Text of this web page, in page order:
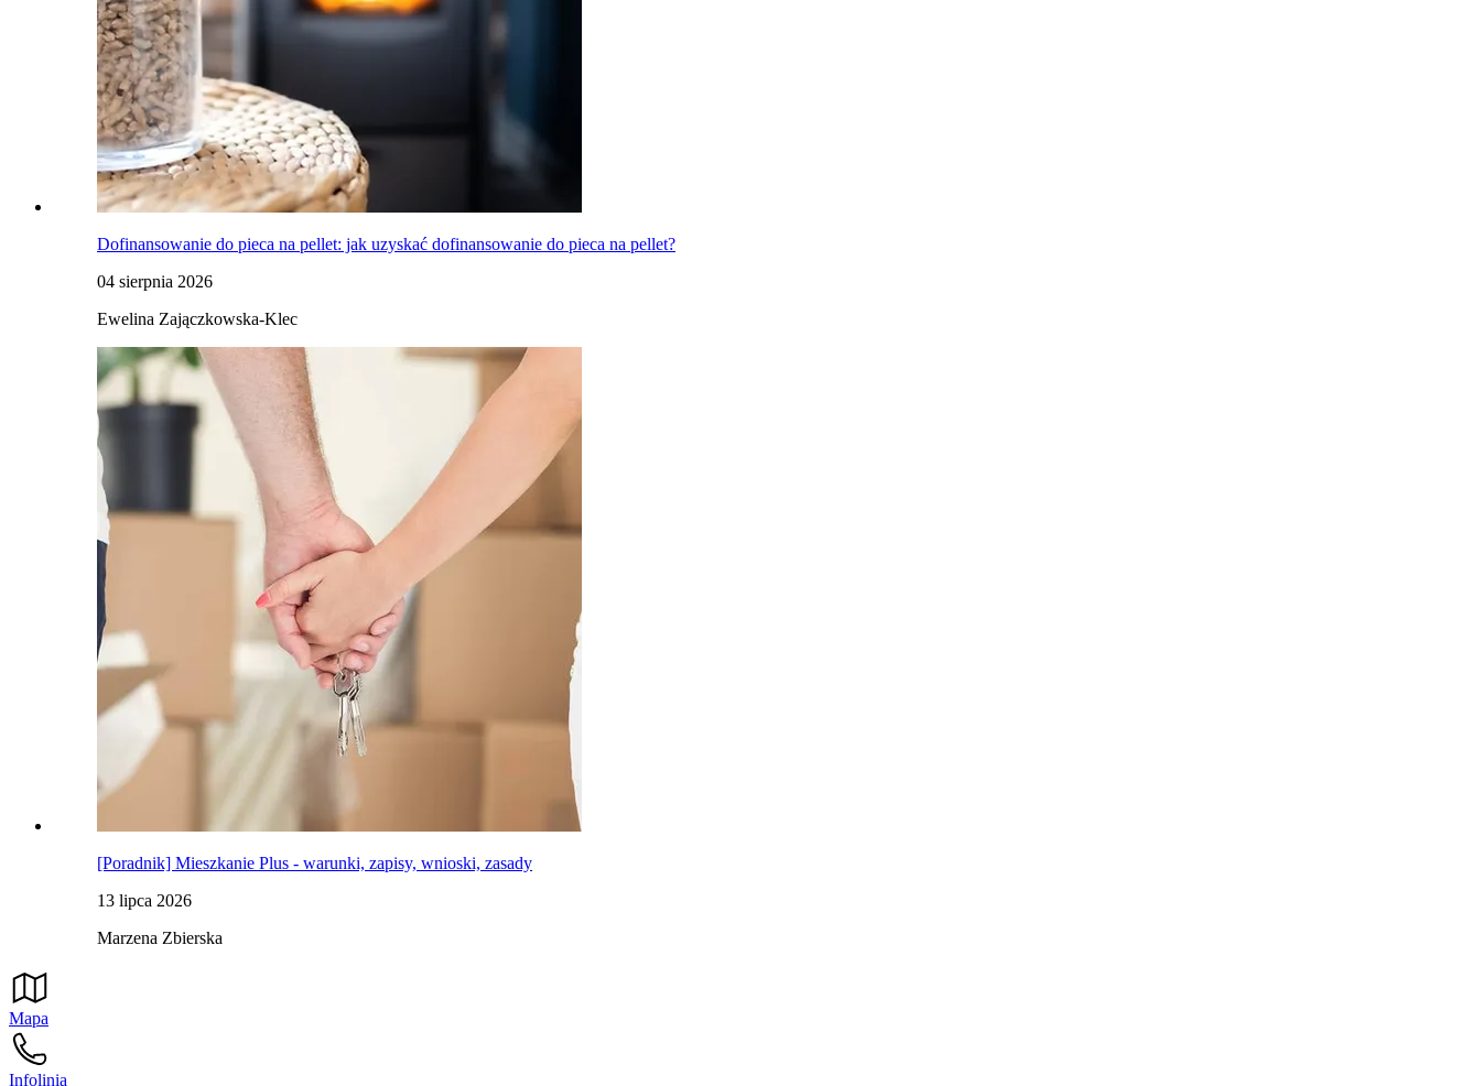
Dofinansowanie do pieca na pellet: jak uzyskać dofinansowanie do pieca na pellet?
04 sierpnia 2026
Ewelina Zajączkowska-Klec
[Poradnik] Mieszkanie Plus - warunki, zapisy, wnioski, zasady
13 lipca 2026
Marzena Zbierska
Mapa
Infolinia